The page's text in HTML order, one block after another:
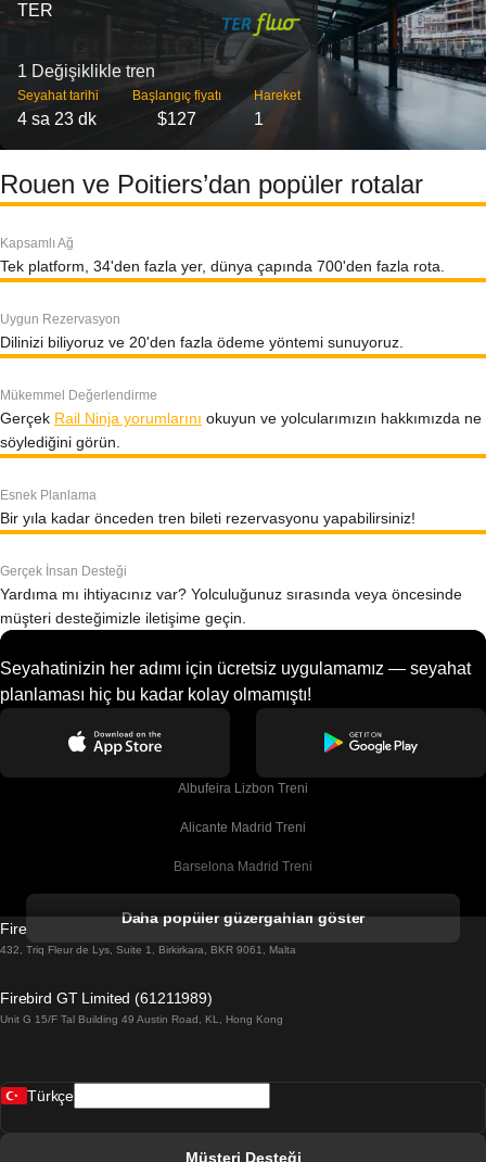
TER
1 Değişiklikle tren
Seyahat tarihi
4 sa 23 dk
Başlangıç ​​fiyatı
$127
Hareket
1
Rouen ve Poitiers’dan popüler rotalar
Kapsamlı Ağ
Tek platform, 34'den fazla yer, dünya çapında 700'den fazla rota.
Uygun Rezervasyon
Dilinizi biliyoruz ve 20'den fazla ödeme yöntemi sunuyoruz.
Mükemmel Değerlendirme
Gerçek Rail Ninja yorumlarını okuyun ve yolcularımızın hakkımızda ne
söylediğini görün.
Esnek Planlama
Bir yıla kadar önceden tren bileti rezervasyonu yapabilirsiniz!
Gerçek İnsan Desteği
Yardıma mı ihtiyacınız var? Yolculuğunuz sırasında veya öncesinde
müşteri desteğimizle iletişime geçin.
Seyahatinizin her adımı için ücretsiz uygulamamız — seyahat
planlaması hiç bu kadar kolay olmamıştı!
Albufeira Lizbon Treni
Alicante Madrid Treni
Barselona Madrid Treni
Barselona Sevilla Treni
Belfast Dublin Treni
Daha popüler güzergahları göster
Firebird GT Limited (OC 1451)
432, Triq Fleur de Lys, Suite 1, Birkirkara, BKR 9061, Malta
Firebird GT Limited (61211989)
Unit G 15/F Tal Building 49 Austin Road, KL, Hong Kong
Türkçe
Müşteri Desteği